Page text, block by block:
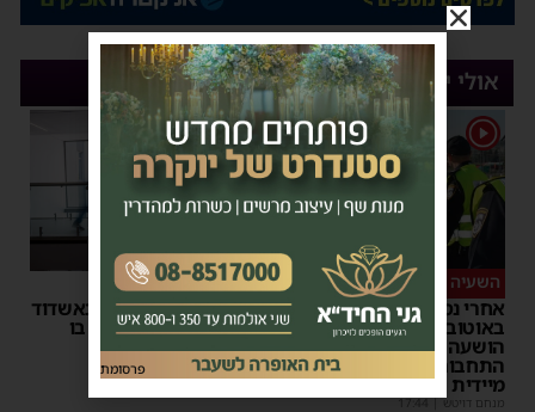
אולי יעניין אותך
1
השעיה מיידית
אחרי נסיעת האימים
באוטובוס מאשדוד: הנהג
הושעה מתפקידו – משרד
התחבורה הורה על בדיקה
מיידית
מנחם דויטש |
17:44
ליבו שב לפעום
אדם התמוטט בביתו באשדוד
– כוחות ההצלה ביצעו בו
פעולות החייאה
מנחם דויטש | פרסומת